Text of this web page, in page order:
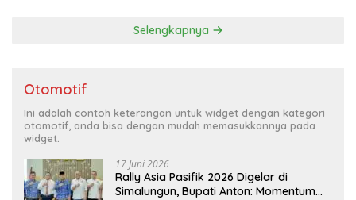
Selengkapnya
Otomotif
Ini adalah contoh keterangan untuk widget dengan kategori
otomotif, anda bisa dengan mudah memasukkannya pada
widget.
17 Juni 2026
Rally Asia Pasifik 2026 Digelar di
Simalungun, Bupati Anton: Momentum